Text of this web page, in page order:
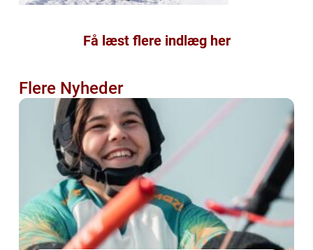
Få læst flere indlæg her
Flere Nyheder